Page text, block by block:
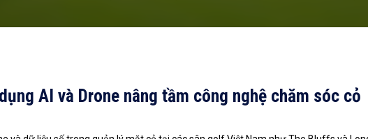
AI và Drone nâng tầm công nghệ chăm sóc cỏ